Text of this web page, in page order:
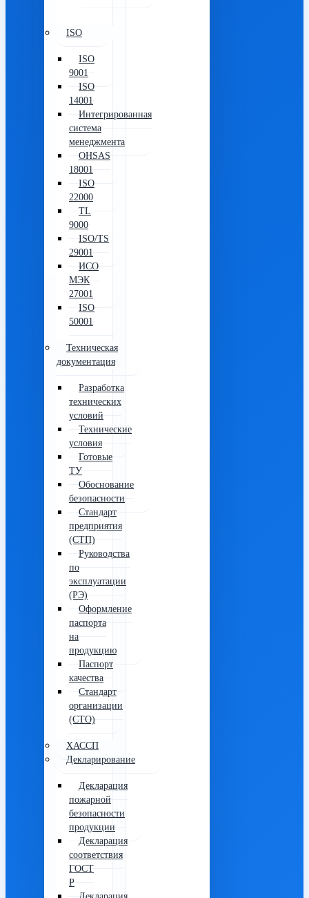
ISO
ISO
9001
ISO
14001
Интегрированная
система
менеджмента
OHSAS
18001
ISO
22000
TL
9000
ISO/TS
29001
ИСО
МЭК
27001
ISO
50001
Техническая
документация
Разработка
технических
условий
Технические
условия
Готовые
ТУ
Обоснование
безопасности
Стандарт
предприятия
(СТП)
Руководства
по
эксплуатации
(РЭ)
Оформление
паспорта
на
продукцию
Паспорт
качества
Стандарт
организации
(СТО)
ХАССП
Декларирование
Декларация
пожарной
безопасности
продукции
Декларация
соответствия
ГОСТ
Р